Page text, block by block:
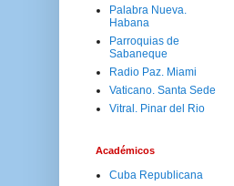
Palabra Nueva.
Habana
Parroquias de
Sabaneque
Radio Paz. Miami
Vaticano. Santa Sede
Vitral. Pinar del Rio
Académicos
Cuba Republicana